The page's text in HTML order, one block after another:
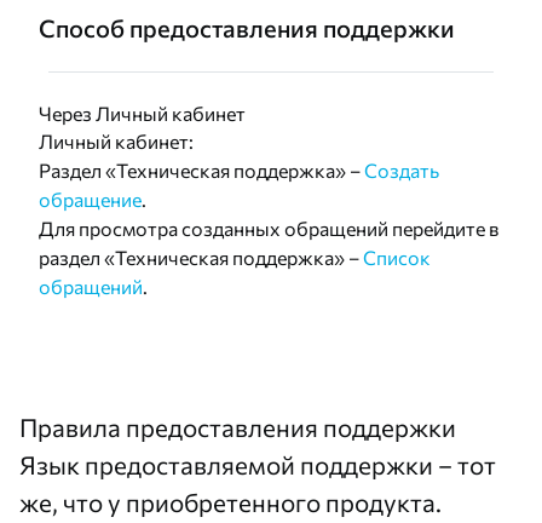
Способ предоставления поддержки
Через Личный кабинет
Личный кабинет:
Раздел «Техническая поддержка» –Создать
обращение.
Для просмотра созданных обращений перейдите в
раздел «Техническая поддержка» –Список
обращений.
Правила предоставления поддержки
Язык предоставляемой поддержки – тот
же, что у приобретенного продукта.